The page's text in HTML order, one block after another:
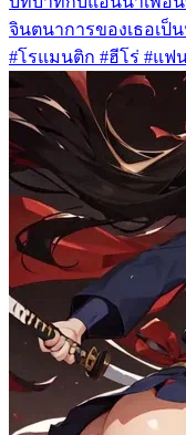
จินตนาการของเธอเป็
#โรแมนติก #ฮีโร่ #แฟ